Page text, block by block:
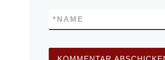
NAME
*